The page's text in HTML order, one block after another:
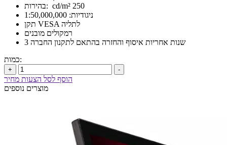
בהירות: cd/m² 250
ניגודיות: 1:50,000,000
תקן VESA לתליה
רמקולים מובנים
כמות:
+ -
הוסף לסל הצעות מחיר
מוצרים נוספים